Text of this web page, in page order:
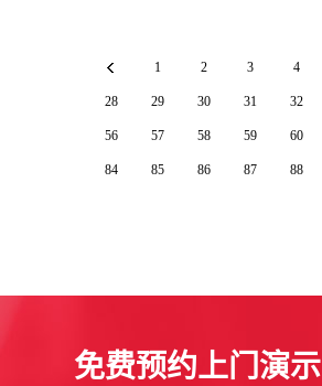
1 2 3 4
28 29 30 31 32
56 57 58 59 60
84 85 86 87 88
免费预约上门演示